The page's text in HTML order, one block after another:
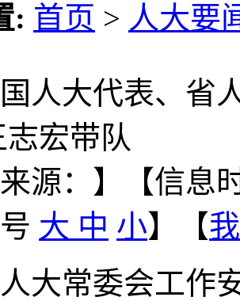
: 首页 > 人大要
人大代表、省
宏带队
源： 】
【信息
大 中 小】【
大常委会工作